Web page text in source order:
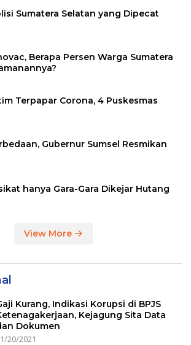
Sumatera Selatan yang Dipecat
Berapa Persen Warga Sumatera
Terpapar Corona, 4 Puskesmas
Gubernur Sumsel Resmikan
hanya Gara-Gara Dikejar Hutang
View More
Kurang, Indikasi Korupsi di BPJS
Kejagung Sita Data
Dokumen
20/2021